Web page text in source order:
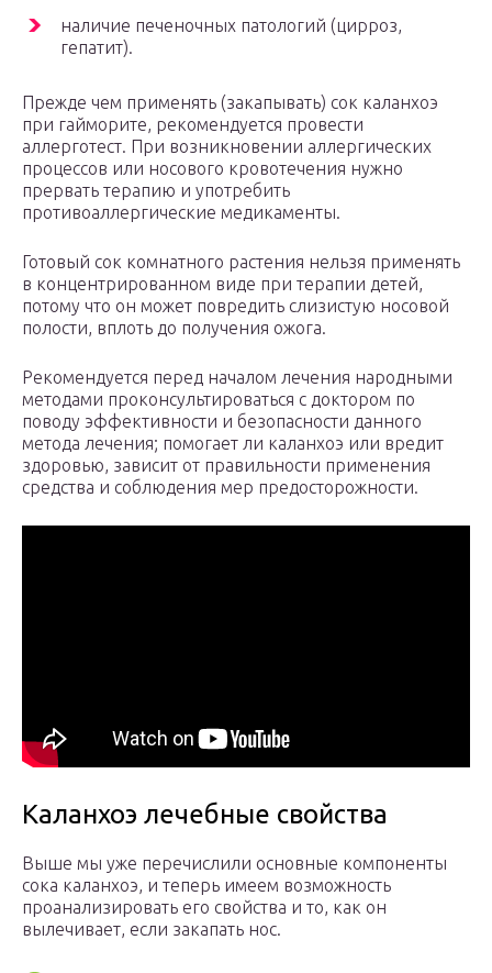
наличие печеночных патологий (цирроз,
гепатит).
Прежде чем применять (закапывать) сок каланхоэ
при гайморите, рекомендуется провести
аллерготест. При возникновении аллергических
процессов или носового кровотечения нужно
прервать терапию и употребить
противоаллергические медикаменты.
Готовый сок комнатного растения нельзя применять
в концентрированном виде при терапии детей,
потому что он может повредить слизистую носовой
полости, вплоть до получения ожога.
Рекомендуется перед началом лечения народными
методами проконсультироваться с доктором по
поводу эффективности и безопасности данного
метода лечения; помогает ли каланхоэ или вредит
здоровью, зависит от правильности применения
средства и соблюдения мер предосторожности.
Каланхоэ лечебные свойства
Выше мы уже перечислили основные компоненты
сока каланхоэ, и теперь имеем возможность
проанализировать его свойства и то, как он
вылечивает, если закапать нос.